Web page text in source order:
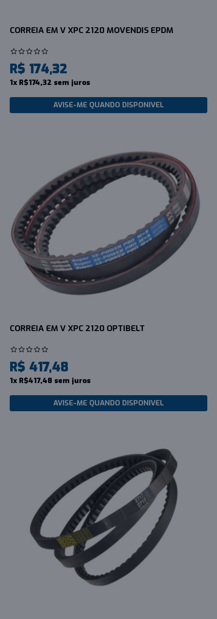
CORREIA EM V XPC 2120 MOVENDIS EPDM
R$ 174,32
1x R$174,32 sem juros
AVISE-ME QUANDO DISPONIVEL
CORREIA EM V XPC 2120 OPTIBELT
R$ 417,48
1x R$417,48 sem juros
AVISE-ME QUANDO DISPONIVEL